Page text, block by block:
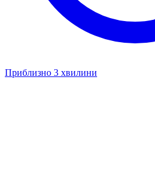
Приблизно 3 хвилини